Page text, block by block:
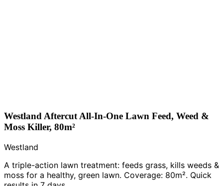
Westland Aftercut All-In-One Lawn Feed, Weed &
Moss Killer, 80m²
Westland
A triple-action lawn treatment: feeds grass, kills weeds &
moss for a healthy, green lawn. Coverage: 80m². Quick